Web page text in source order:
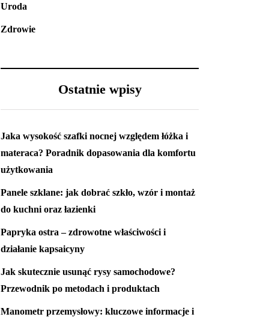
Uroda
Zdrowie
Ostatnie wpisy
Jaka wysokość szafki nocnej względem łóżka i
materaca? Poradnik dopasowania dla komfortu
użytkowania
Panele szklane: jak dobrać szkło, wzór i montaż
do kuchni oraz łazienki
Papryka ostra – zdrowotne właściwości i
działanie kapsaicyny
Jak skutecznie usunąć rysy samochodowe?
Przewodnik po metodach i produktach
Manometr przemysłowy: kluczowe informacje i